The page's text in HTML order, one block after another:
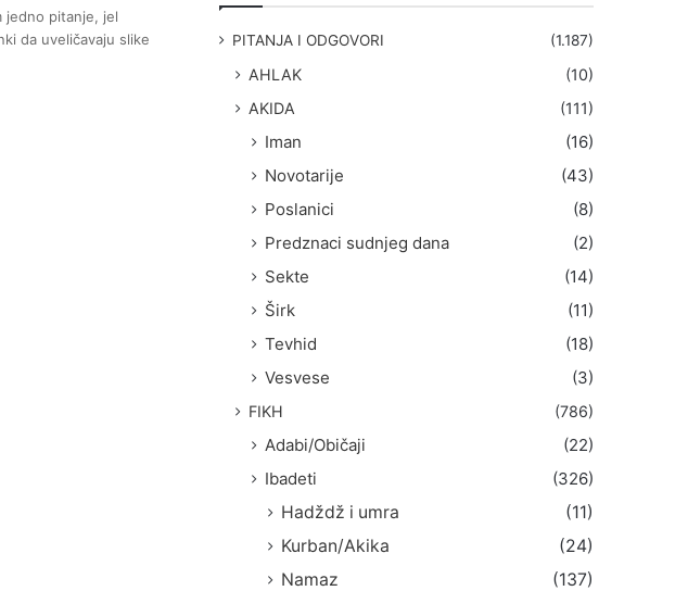
jedno pitanje, jel
da uveličavaju slike
PITANJA I ODGOVORI (1.187)
AHLAK
(10)
AKIDA
(111)
Iman
(16)
Novotarije
(43)
Poslanici
(8)
Predznaci sudnjeg dana
(2)
Sekte
(14)
Širk
(11)
Tevhid
(18)
Vesvese
(3)
FIKH (786)
Adabi/Običaji
(22)
Ibadeti
(326)
Hadždž i umra
(11)
Kurban/Akika
(24)
Namaz
(137)